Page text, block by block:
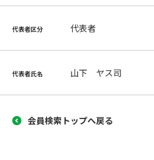
代表者区分 代表者
代表者氏名 山下 ヤス司
会員検索トップへ戻る